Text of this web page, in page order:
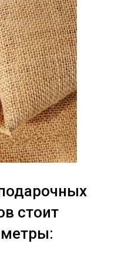
стоит